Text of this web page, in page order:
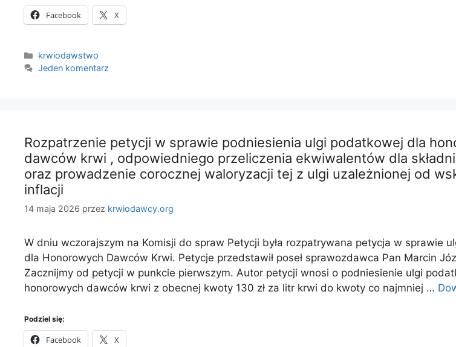
Facebook X
Kategorie
krwiodawstwo
Jeden komentarz
Rozpatrzenie petycji w sprawie podniesienia ulgi podatkowej dla
dawców krwi , odpowiedniego przeliczenia ekwiwalentów dla
oraz prowadzenie corocznej waloryzacji tej z ulgi uzależnionej od
inflacji
14 maja 2026 przez krwiodawcy.org
W dniu wczorajszym na Komisji do spraw Petycji była rozpatrywana petycja w sprawie
dla Honorowych Dawców Krwi. Petycje przedstawił poseł sprawozdawca Pan Marcin
Zacznijmy od petycji w punkcie pierwszym. Autor petycji wnosi o podniesienie ulgi
honorowych dawców krwi z obecnej kwoty 130 zł za litr krwi do kwoty co najmniej …
Podziel się:
Facebook X